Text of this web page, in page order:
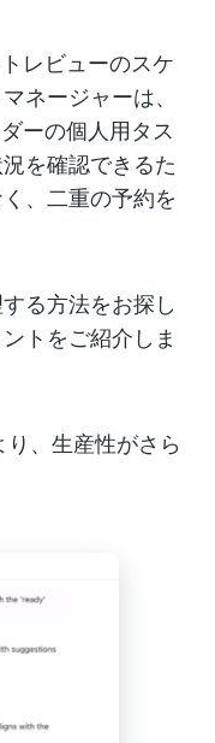
レビューのスケ
ネージャーは、
ーの個人用タス
を確認できるた
、二重の予約を
る方法をお探し
トをご紹介しま
、生産性がさら